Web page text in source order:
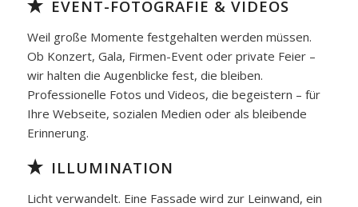
EVENT-FOTOGRAFIE & VIDEOS
Weil große Momente festgehalten werden müssen.
Ob Konzert, Gala, Firmen-Event oder private Feier –
wir halten die Augenblicke fest, die bleiben.
Professionelle Fotos und Videos, die begeistern – für
Ihre Webseite, sozialen Medien oder als bleibende
Erinnerung.
ILLUMINATION
Licht verwandelt. Eine Fassade wird zur Leinwand, ein